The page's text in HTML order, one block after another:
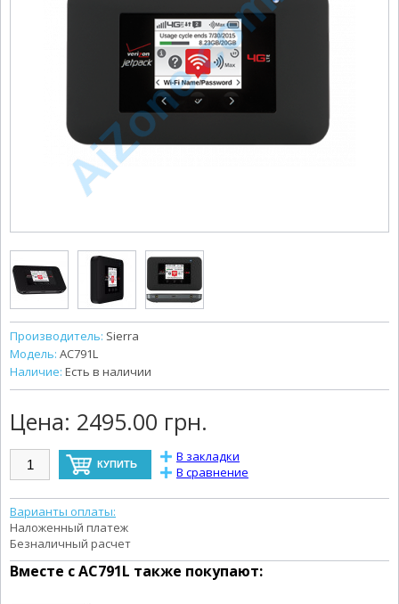
Производитель: Sierra
Модель: AC791L
Наличие: Есть в наличии
Цена: 2495.00 грн.
В закладки
В сравнение
Варианты оплаты:
Наложенный платеж
Безналичный расчет
Вместе сAC791L также покупают: